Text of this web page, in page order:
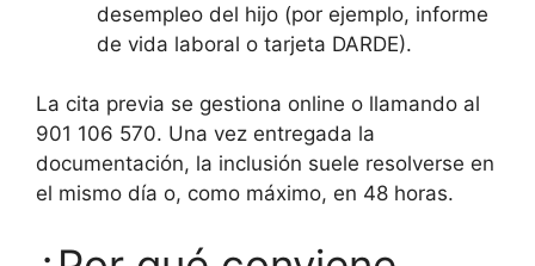
desempleo del hijo (por ejemplo, informe
de vida laboral o tarjeta DARDE).
La cita previa se gestiona online o llamando al
901 106 570. Una vez entregada la
documentación, la inclusión suele resolverse en
el mismo día o, como máximo, en 48 horas.